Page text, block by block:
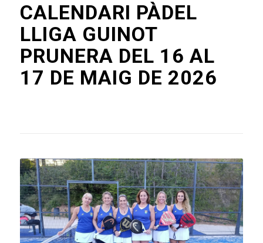
CALENDARI PÀDEL
LLIGA GUINOT
PRUNERA DEL 16 AL
17 DE MAIG DE 2026